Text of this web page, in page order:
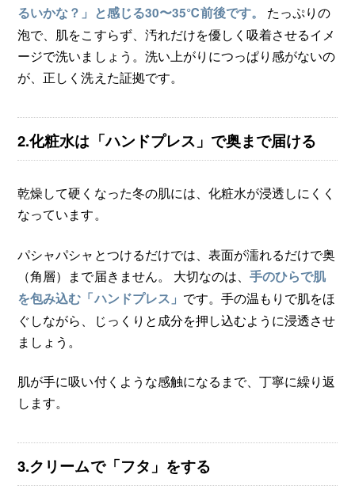
るいかな？」と感じる30〜35℃前後です。
たっぷりの
泡で、肌をこすらず、汚れだけを優しく吸着させるイメ
ージで洗いましょう。洗い上がりにつっぱり感がないの
が、正しく洗えた証拠です。
2.化粧水は「ハンドプレス」で奥まで届ける
乾燥して硬くなった冬の肌には、化粧水が浸透しにくく
なっています。
パシャパシャとつけるだけでは、表面が濡れるだけで奥
（角層）まで届きません。 大切なのは、 手のひらで肌
を包み込む「ハンドプレス」 です。手の温もりで肌をほ
ぐしながら、じっくりと成分を押し込むように浸透させ
ましょう。
肌が手に吸い付くような感触になるまで、丁寧に繰り返
します。
3.クリームで「フタ」をする